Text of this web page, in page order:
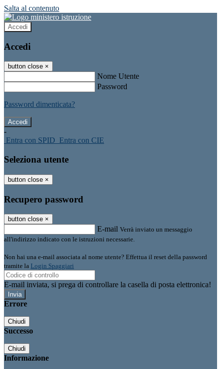
Salta al contenuto
Accedi
Accedi
button close ×
Nome Utente
Password
Password dimenticata?
-
Entra con SPID Entra con CIE
Seleziona utente
button close ×
Recupero password
button close ×
E-mail Verrà inviato un messaggio
all'indirizzo indicato con le istruzioni necessarie.
Non hai una e-mail associata al nome utente? Effettua il reset della password
tramite la Login Spaggiari
E-mail inviata, si prega di controllare la casella di posta elettronica!
Errore
Chiudi
Successo
Chiudi
Informazione